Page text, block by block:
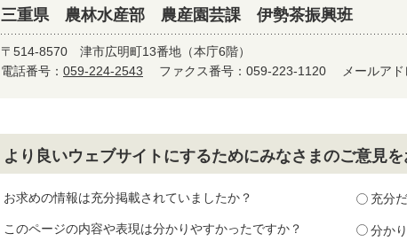
三重県 農林水産部 農産園芸課 伊勢茶振興班
〒514-8570 津市広明町13番地（本庁6階）
電話番号： 059-224-2543 ファクス番号：059-223-1120 メールアド
より良いウェブサイトにするためにみなさまのご意見
お求めの情報は充分掲載されていましたか？ 充分
このページの内容や表現は分かりやすかったですか？ 分か